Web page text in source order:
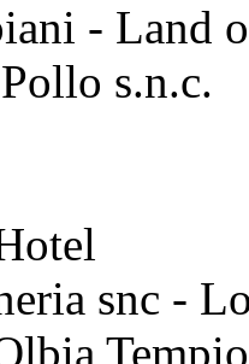
- Land
s.n.c.
snc -
Tempio